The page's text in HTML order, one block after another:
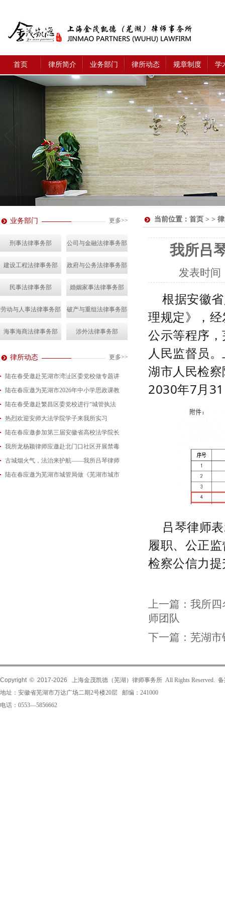
首页 律所简介 业务部门 律所动态 规章制度 学
业务部门 更多>>
刑事法律事务部 公司与金融法律事务部
建设工程法律事务部 政府与公务法律事务部
民事法律事务部 婚姻家事法律事务部
劳动与人事法律事务部 破产与重组法律事务部
海事海商法律事务部 涉外法律事务部
律所动态 更多>>
陆在春受邀赴芜湖市湾沚区委党校做专题讲
2026-08-04
陆在春应邀为芜湖市2026年中小学思政课教
2026-07-24
陆在春受邀赴繁昌区委党校进行“城管执法
2026-07-15
热烈欢迎安师大法学院学子来我所实习
2026-07-01
陆在春应邀参加第三届安徽省高校法学院长
2026-06-29
我所龙杨颖律师应邀赴北门口社区开展禁毒
2026-06-18
古城烟火气，法治来护航——我所吕琴律师
2026-05-21
陆在春应邀为芜湖市城管局做《芜湖市城市
当前位置： 首页 > >
我所吕
发表时间
根据安徽
理规定》，
公示等程序
人民监督员
湖市人民检
2030年7月
吕琴律师
履职、公正
检察公信力
上一篇： 我所四
师团队
下一篇： 芜湖市
Copyright © 2017-2026
上海金茂凯德（芜湖）律师事务所 All Rights Reserved.
地址：安徽省芜湖市万达广场二期2号楼20层 邮编：241000
电话：0553—5856662